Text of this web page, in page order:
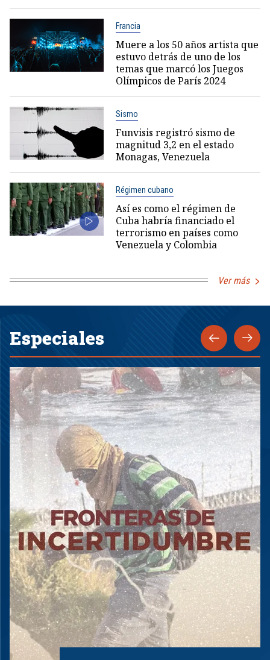
Francia
Muere a los 50 años artista que
estuvo detrás de uno de los
temas que marcó los Juegos
Olímpicos de París 2024
Sismo
Funvisis registró sismo de
magnitud 3,2 en el estado
Monagas, Venezuela
Régimen cubano
Así es como el régimen de
Cuba habría financiado el
terrorismo en países como
Venezuela y Colombia
Ver más
Especiales